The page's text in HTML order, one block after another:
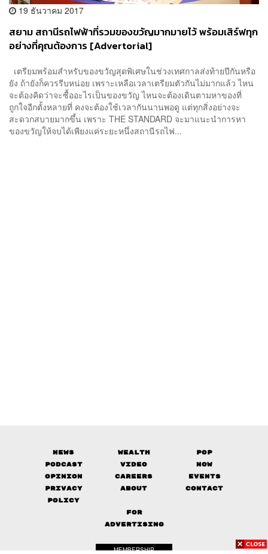
19 ธันวาคม 2017
สยาม สถานีรถไฟฟ้าที่รวมของขวัญมากมายไว้ พร้อมเสิร์ฟทุก
อย่างที่คุณต้องการ [Advertorial]
เตรียมพร้อมสำหรับของขวัญสุดพิเศษในช่วงเทศกาลส่งท้ายปีกันหรือ
ยัง ถ้ายังก็ควรรีบหน่อย เพราะเหลือเวลาเตรียมตัวกันไม่มากแล้ว ไหน
จะต้องคิดว่าจะซื้ออะไรเป็นของขวัญ ไหนจะต้องเดินตามหาของที่
ถูกใจอีกตั้งหลายที่ คงจะต้องใช้เวลากันนานพอดู แต่ทุกสิ่งอย่างจะ
สะดวกสบายมากขึ้น เพราะ THE STANDARD จะมาแนะนำการหา
ของขวัญให้จบได้เพียงแค่ระยะหนึ่งสถานีรถไฟ...
News Wealth
Pop
Podcast
Video
Now
Opinion
Careers
Events
Privacy
Policy
About Contact
FOR
ADVERTISING
MEMBERSHIP